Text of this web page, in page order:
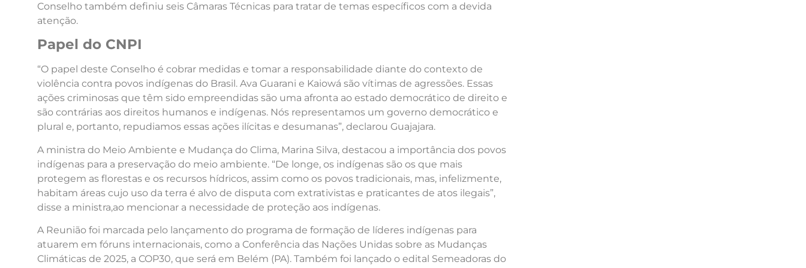
Conselho também definiu seis Câmaras Técnicas para tratar de temas específicos com a devida
atenção.
Papel do CNPI
“O papel deste Conselho é cobrar medidas e tomar a responsabilidade diante do contexto de
violência contra povos indígenas do Brasil. Ava Guarani e Kaiowá são vítimas de agressões. Essas
ações criminosas que têm sido empreendidas são uma afronta ao estado democrático de direito e
são contrárias aos direitos humanos e indígenas. Nós representamos um governo democrático e
plural e, portanto, repudiamos essas ações ilícitas e desumanas”, declarou Guajajara.
A ministra do Meio Ambiente e Mudança do Clima, Marina Silva, destacou a importância dos povos
indígenas para a preservação do meio ambiente. “De longe, os indígenas são os que mais
protegem as florestas e os recursos hídricos, assim como os povos tradicionais, mas, infelizmente,
habitam áreas cujo uso da terra é alvo de disputa com extrativistas e praticantes de atos ilegais”,
disse a ministra,ao mencionar a necessidade de proteção aos indígenas.
A Reunião foi marcada pelo lançamento do programa de formação de líderes indígenas para
atuarem em fóruns internacionais, como a Conferência das Nações Unidas sobre as Mudanças
Climáticas de 2025, a COP30, que será em Belém (PA). Também foi lançado o edital Semeadoras do